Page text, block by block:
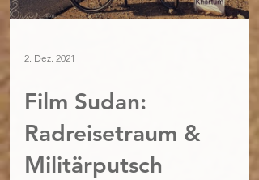
2. Dez. 2021
Film Sudan:
Radreisetraum &
Militärputsch